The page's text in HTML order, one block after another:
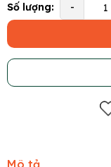
Số lượng: -